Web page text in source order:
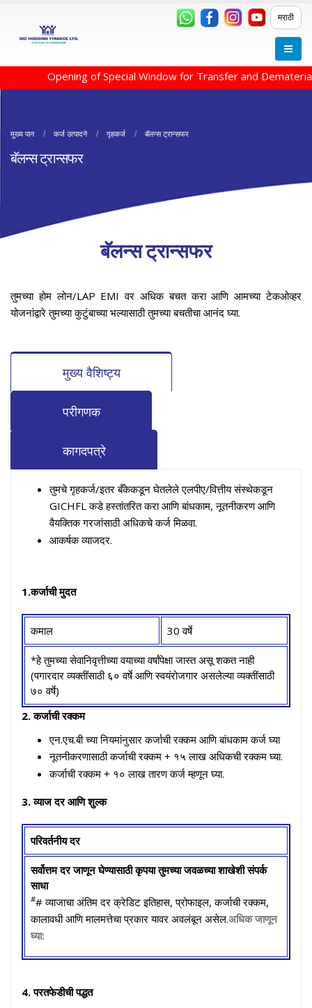
मराठी
Opening of Special Window for Transfer and
मुख्य पान कर्ज उत्पादने गृहकर्ज बॅलन्स ट्रान्सफर
बॅलन्स ट्रान्सफर
बॅलन्स ट्रान्सफर
तुमच्या होम लोन/LAP EMI वर अधिक बचत करा आणि आमच्या टेकओव्हर
योजनांद्वारे तुमच्या कुटुंबाच्या भल्यासाठी तुमच्या बचतीचा आनंद घ्या.
मुख्य वैशिष्ट्य
परीगणक
कागदपत्रे
तुमचे गृहकर्ज/इतर बँकेकडून घेतलेले एलपीए/वित्तीय संस्थेकडून
GICHFL कडे हस्तांतरित करा आणि बांधकाम, नूतनीकरण आणि
वैयक्तिक गरजांसाठी अधिकचे कर्ज मिळवा.
आकर्षक व्याजदर.
1.कर्जाची मुदत
कमाल 30 वर्षे
*हे तुमच्या सेवानिवृत्तीच्या वयाच्या वर्षांपेक्षा जास्त असू शकत नाही
(पगारदार व्यक्तींसाठी ६० वर्षे आणि स्वयंरोजगार असलेल्या व्यक्तींसाठी
७० वर्षे)
2. कर्जाची रक्कम
एन.एच.बी च्या नियमांनुसार कर्जाची रक्कम आणि बांधकाम कर्ज घ्या
नूतनीकरणासाठी कर्जाची रक्कम + १५ लाख अधिकची रक्कम घ्या.
कर्जाची रक्कम + १० लाख तारण कर्ज म्हणून घ्या.
3. व्याज दर आणि शुल्क
परिवर्तनीय दर
सर्वोत्तम दर जाणून घेण्यासाठी कृपया तुमच्या जवळच्या शाखेशी संपर्क
साधा
## व्याजाचा अंतिम दर क्रेडिट इतिहास, प्रोफाइल, कर्जाची रक्कम,
कालावधी आणि मालमत्तेचा प्रकार यावर अवलंबून असेल.अधिक जाणून
घ्या:
4. परतफेडीची पद्धत